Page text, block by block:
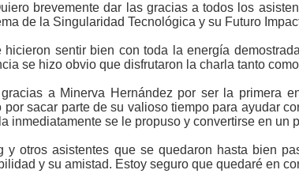
brevemente dar las gracias a todos los
de la Singularidad Tecnológica y su Futuro
hicieron sentir bien con toda la energía
se hizo obvio que disfrutaron la charla tanto
a Minerva Hernández por ser la primera
por sacar parte de su valioso tiempo para ayudar
inmediatamente se le propuso y convertirse en un
y otros asistentes que se quedaron hasta bien
y su amistad. Estoy seguro que quedaré en